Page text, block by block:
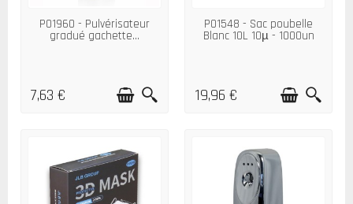
P01960 - Pulvérisateur
gradué gachette...
7,63 €
P01548 - Sac poubelle
Blanc 10L 10µ - 1000un
19,96 €